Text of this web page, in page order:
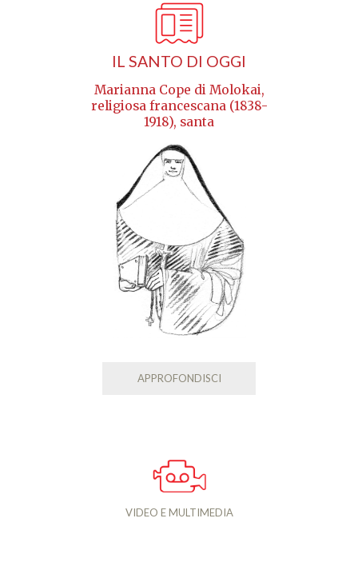
IL SANTO DI OGGI
Marianna Cope di Molokai,
religiosa francescana (1838-
1918), santa
APPROFONDISCI
VIDEO E MULTIMEDIA